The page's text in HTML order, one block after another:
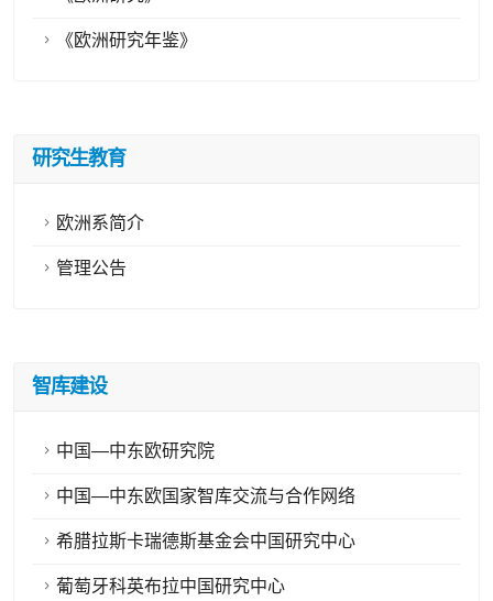
《欧洲研究年鉴》
研究生教育
欧洲系简介
管理公告
智库建设
中国—中东欧研究院
中国—中东欧国家智库交流与合作网络
希腊拉斯卡瑞德斯基金会中国研究中心
葡萄牙科英布拉中国研究中心